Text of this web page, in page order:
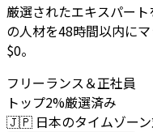
厳選されたエキスパー
の人材を48時間以内に
$0。
フリーランス＆正社員
トップ2%厳選済み
🇯🇵 日本のタイムゾー